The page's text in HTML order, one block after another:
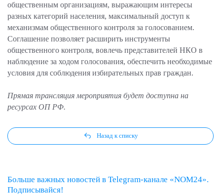
общественным организациям, выражающим интересы
разных категорий населения, максимальный доступ к
механизмам общественного контроля за голосованием.
Соглашение позволяет расширить инструменты
общественного контроля, вовлечь представителей НКО в
наблюдение за ходом голосования, обеспечить необходимые
условия для соблюдения избирательных прав граждан.
Прямая трансляция мероприятия будет доступна на
ресурсах ОП РФ.
Назад к списку
Больше важных новостей в Telegram-канале «NOM24».
Подписывайся!